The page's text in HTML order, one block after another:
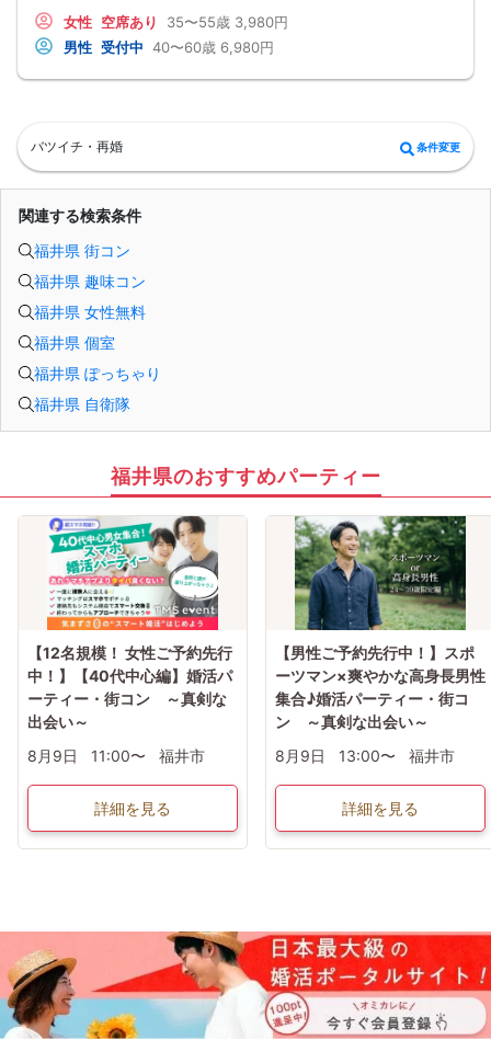
【注意事項】
・全国各地に募集しております。お相手の居住地はご自身の居住地と異なる場合
ご了承下さいませ。
・終了時刻は目安となります。正確な終了時刻はイベント開始時にスタッフより
ご案内いたします。
・直前の申込みや当日のキャンセルにより男女比が偏る可能性がございますこと
をご了承ください。
・最小催行人数 1対1、最大20名（男女比調整のため定員になる前にキャンセル待
・イベント開催時刻１時間前迄に最小催行人数に満たない場合は中止のご連絡を
女性 空席あり 35〜55歳 3,980円
男性 受付中 40〜60歳 6,980円
バツイチ・再婚 条件変更
関連する検索条件
福井県 街コン
福井県 趣味コン
福井県 女性無料
福井県 個室
福井県 ぽっちゃり
福井県 自衛隊
福井県のおすすめパーティー
【12名規模！ 女性ご予約先行
中！】【40代中心編】婚活パ
ーティー・街コン ～真剣な
出会い～
8月9日
11:00〜 福井市
詳細を見る
【男性ご予約先行中！】スポ
ーツマン×爽やかな高身長男性
集合♪婚活パーティー・街コ
ン ～真剣な出会い～
8月9日
13:00〜 福井市
詳細を見る